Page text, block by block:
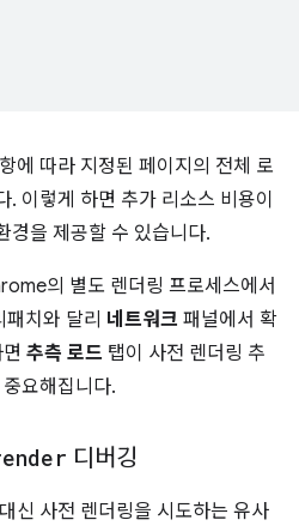
에 따라 지정된 페이지의 전체 로
이렇게 하면 추가 리소스 비용이
경을 제공할 수 있습니다.
의 별도 렌더링 프로세스에서
치와 달리 네트워크 패널에서 확
추측 로드 탭이 사전 렌더링 추
요해집니다.
디버깅
신 사전 렌더링을 시도하는 유사